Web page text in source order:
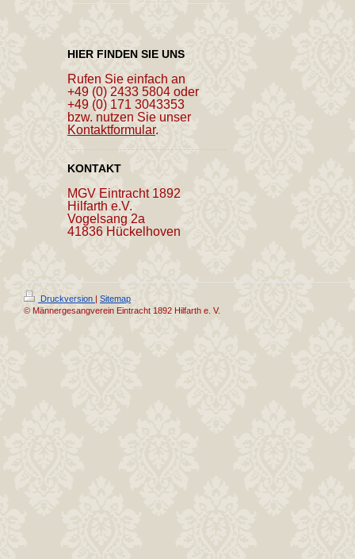
HIER FINDEN SIE UNS
Rufen Sie einfach an
+49 (0) 2433 5804 oder
+49 (0) 171 3043353
bzw. nutzen Sie unser
Kontaktformular.
KONTAKT
MGV Eintracht 1892
Hilfarth e.V.
Vogelsang 2a
41836 Hückelhoven
Druckversion | Sitemap
© Männergesangverein Eintracht 1892 Hilfarth e. V.